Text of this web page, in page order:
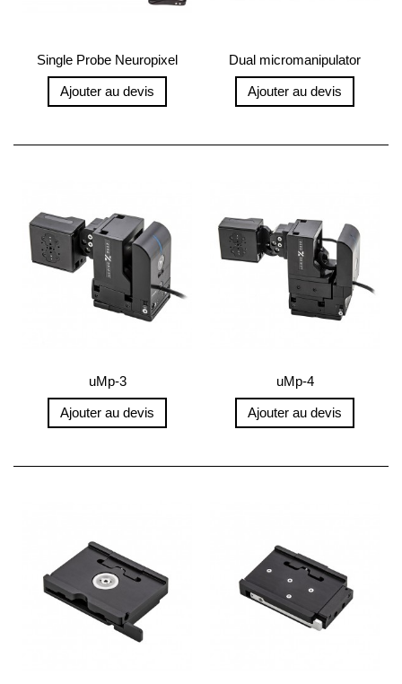
Single Probe Neuropixel
Rig
Ajouter au devis
Dual micromanipulator
system for...
Ajouter au devis
uMp-3
Ajouter au devis
uMp-4
Ajouter au devis